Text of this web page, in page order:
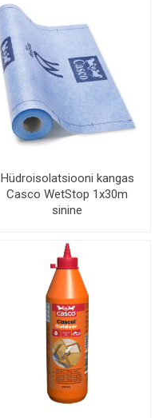
Hüdroisolatsiooni kangas
Casco WetStop 1x30m
sinine